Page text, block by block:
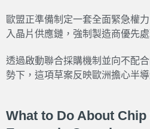
歐盟正準備制定一套全面緊急權
入晶片供應鏈，強制製造商優先
透過啟動聯合採購機制並向不配
勢下，這項草案反映歐洲擔心半
What to Do About